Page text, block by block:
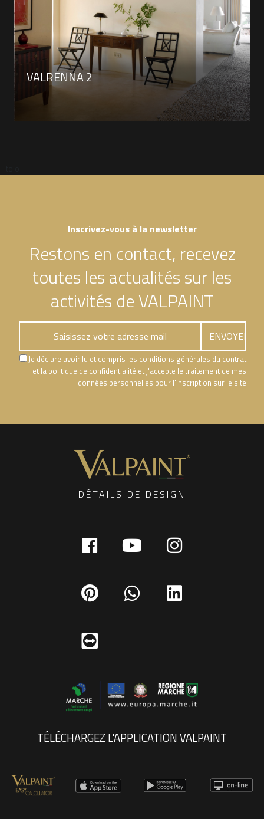
VALRENNA 2
Inscrivez-vous à la newsletter
Restons en contact, recevez
toutes les actualités sur les
activités de VALPAINT
Je déclare avoir lu et compris les conditions générales du contrat
et la politique de confidentialité et j'accepte le traitement de mes
données personnelles pour l'inscription sur le site
DÉTAILS DE DESIGN
TÉLÉCHARGEZ L'APPLICATION VALPAINT